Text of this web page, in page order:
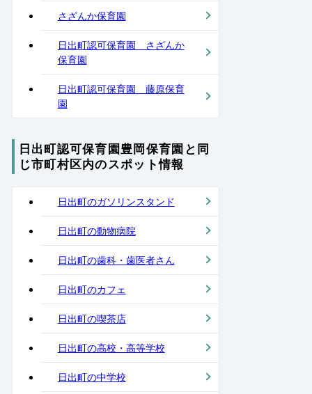
さざんか保育園
日出町認可保育園 さざんか
保育園
日出町認可保育園 藤原保育
園
日出町認可保育園豊岡保育園と同
じ市町村区内のスポット情報
日出町のガソリンスタンド
日出町の動物病院
日出町の歯科・歯医者さん
日出町のカフェ
日出町の喫茶店
日出町の高校・高等学校
日出町の中学校